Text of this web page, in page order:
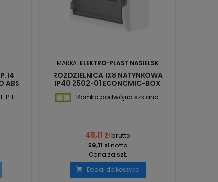
ABS
MARKA: ELEKTRO-PLAST NASIELSK
ROZDZIELNICA 1X8 NATYNKOWA
IP40 2502-01 ECONOMIC-BOX
Ramka podwójna szklana...
48,11 złbrutto
39,11 złnetto
Cena za szt.
 Dodaj do koszyka